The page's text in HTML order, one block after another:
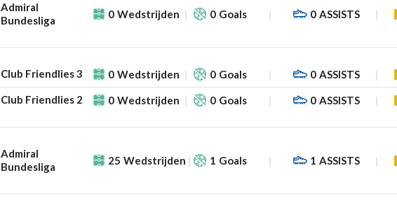
Admiral
Bundesliga
0 Wedstrijden 0 Goals 0 ASSISTS
Club Friendlies 3 0 Wedstrijden 0 Goals 0 ASSISTS
Club Friendlies 2 0 Wedstrijden 0 Goals 0 ASSISTS
Admiral
Bundesliga
25 Wedstrijden 1 Goals 1 ASSISTS